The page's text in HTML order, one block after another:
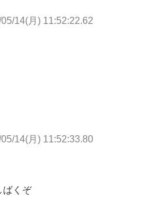
14(月) 11:52:22.62
14(月) 11:52:33.80
ばくぞ